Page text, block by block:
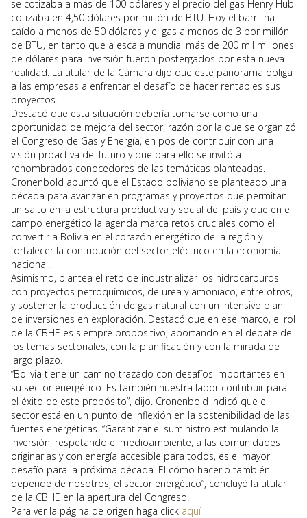
se cotizaba a más de 100 dólares y el precio del gas Henry Hub
cotizaba en 4,50 dólares por millón de BTU. Hoy el barril ha
caído a menos de 50 dólares y el gas a menos de 3 por millón
de BTU, en tanto que a escala mundial más de 200 mil millones
de dólares para inversión fueron postergados por esta nueva
realidad. La titular de la Cámara dijo que este panorama obliga
a las empresas a enfrentar el desafío de hacer rentables sus
proyectos.
Destacó que esta situación debería tomarse como una
oportunidad de mejora del sector, razón por la que se organizó
el Congreso de Gas y Energía, en pos de contribuir con una
visión proactiva del futuro y que para ello se invitó a
renombrados conocedores de las temáticas planteadas.
Cronenbold apuntó que el Estado boliviano se planteado una
década para avanzar en programas y proyectos que permitan
un salto en la estructura productiva y social del país y que en el
campo energético la agenda marca retos cruciales como el
convertir a Bolivia en el corazón energético de la región y
fortalecer la contribución del sector eléctrico en la economía
nacional.
Asimismo, plantea el reto de industrializar los hidrocarburos
con proyectos petroquímicos, de urea y amoniaco, entre otros,
y sostener la producción de gas natural con un intensivo plan
de inversiones en exploración. Destacó que en ese marco, el rol
de la CBHE es siempre propositivo, aportando en el debate de
los temas sectoriales, con la planificación y con la mirada de
largo plazo.
“Bolivia tiene un camino trazado con desafíos importantes en
su sector energético. Es también nuestra labor contribuir para
el éxito de este propósito”, dijo. Cronenbold indicó que el
sector está en un punto de inflexión en la sostenibilidad de las
fuentes energéticas. “Garantizar el suministro estimulando la
inversión, respetando el medioambiente, a las comunidades
originarias y con energía accesible para todos, es el mayor
desafío para la próxima década. El cómo hacerlo también
depende de nosotros, el sector energético”, concluyó la titular
de la CBHE en la apertura del Congreso.
Para ver la página de origen haga click aquí